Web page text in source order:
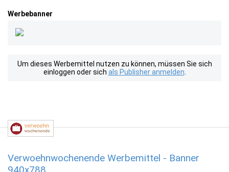
Werbebanner
Um dieses Werbemittel nutzen zu können, müssen Sie sich
einloggen oder sich als Publisher anmelden
Verwoehnwochenende Werbemittel - Banner